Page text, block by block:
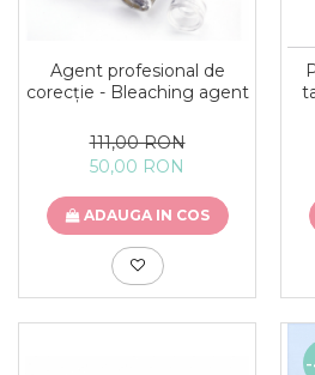
Agent profesional de
corecție - Bleaching agent
111,00 RON
50,00 RON
ADAUGA IN COS